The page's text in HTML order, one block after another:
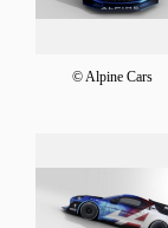
© Alpine Cars